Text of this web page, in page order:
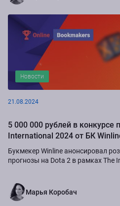
Новости
21.08.2024
5 000 000 рублей в конкурсе
International 2024 от БК
Букмекер Winline анонсировал
прогнозы на Dota 2 в рамках The
Марья Коробач